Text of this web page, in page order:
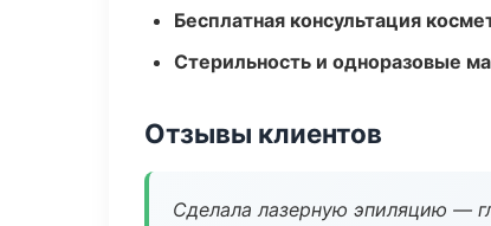
Бесплатная консультация
Стерильность и одноразовые
Отзывы клиентов
Сделала лазерную эпиляцию —